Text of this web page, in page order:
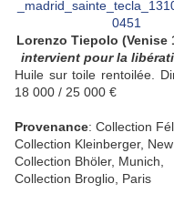
Lorenzo Tiepolo (Venise
intervient pour la
Huile sur toile rentoilée.
18 000 / 25 000 €
Provenance: Collection
Collection Kleinberger, New
Collection Bhöler, Munich,
Collection Broglio, Paris